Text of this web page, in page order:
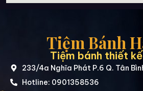
Tiệm Bánh
Tiệm bánh thiết
233/4a Nghĩa Phát P.6 Q. Tân
Hotline: 0901358536